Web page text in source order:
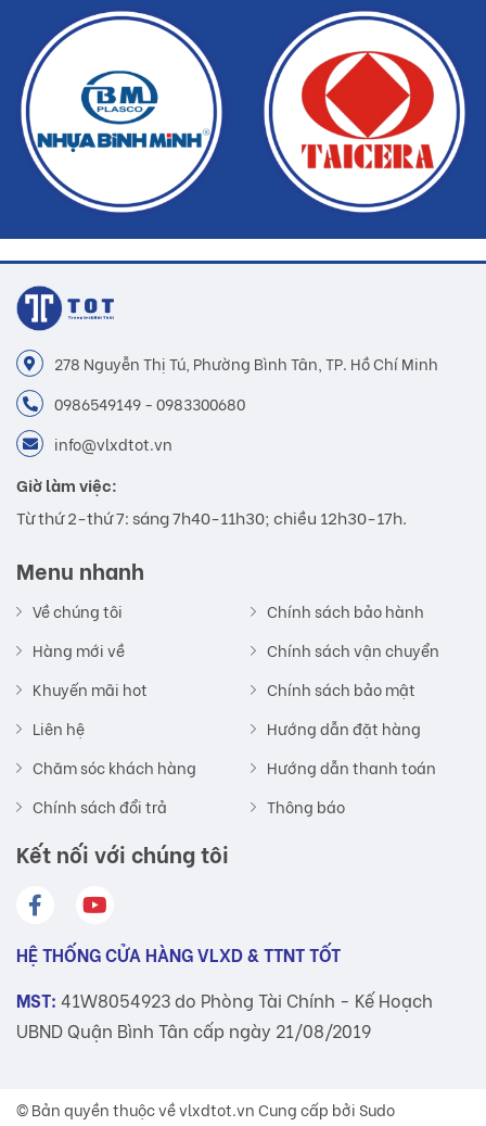
278 Nguyễn Thị Tú, Phường Bình Tân, TP. Hồ Chí Minh
0986549149 - 0983300680
info@vlxdtot.vn
Giờ làm việc:
Từ thứ 2-thứ 7: sáng 7h40-11h30; chiều 12h30-17h.
Menu nhanh
Về chúng tôi
Hàng mới về
Khuyến mãi hot
Liên hệ
Chăm sóc khách hàng
Chính sách đổi trả
Chính sách bảo hành
Chính sách vận chuyển
Chính sách bảo mật
Hướng dẫn đặt hàng
Hướng dẫn thanh toán
Thông báo
Kết nối với chúng tôi
HỆ THỐNG CỬA HÀNG VLXD & TTNT TỐT
MST: 41W8054923 do Phòng Tài Chính - Kế Hoạch
UBND Quận Bình Tân cấp ngày 21/08/2019
© Bản quyền thuộc vềvlxdtot.vnCung cấp bởi Sudo